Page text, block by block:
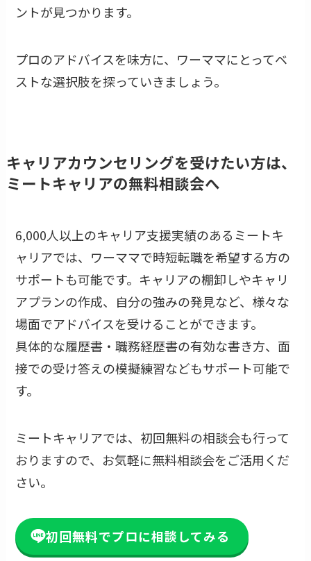
ントが見つかります。
プロのアドバイスを味方に、ワーママにとってベ
ストな選択肢を探っていきましょう。
キャリアカウンセリングを受けたい方は、
ミートキャリアの無料相談会へ
6,000人以上のキャリア支援実績のあるミートキ
ャリアでは、ワーママで時短転職を希望する方の
サポートも可能です。キャリアの棚卸しやキャリ
アプランの作成、自分の強みの発見など、様々な
場面でアドバイスを受けることができます。
具体的な履歴書・職務経歴書の有効な書き方、面
接での受け答えの模擬練習などもサポート可能で
す。
ミートキャリアでは、初回無料の相談会も行って
おりますので、お気軽に無料相談会をご活用くだ
さい。
初回無料でプロに相談してみる